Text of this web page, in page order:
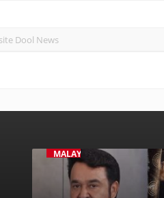
MALAYALAM CINEMA